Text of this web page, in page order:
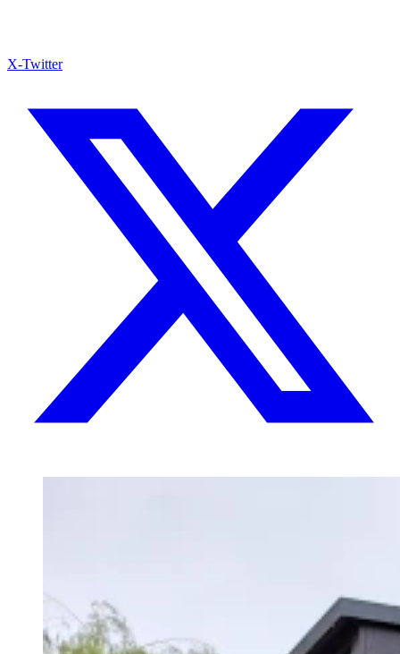
X-Twitter